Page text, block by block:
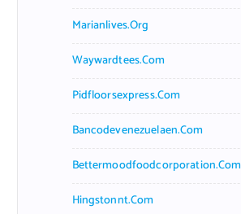
Marianlives.org
Waywardtees.com
Pidfloorsexpress.com
Bancodevenezuelaen.com
Bettermoodfoodcorporation.com
Hingstonnt.com